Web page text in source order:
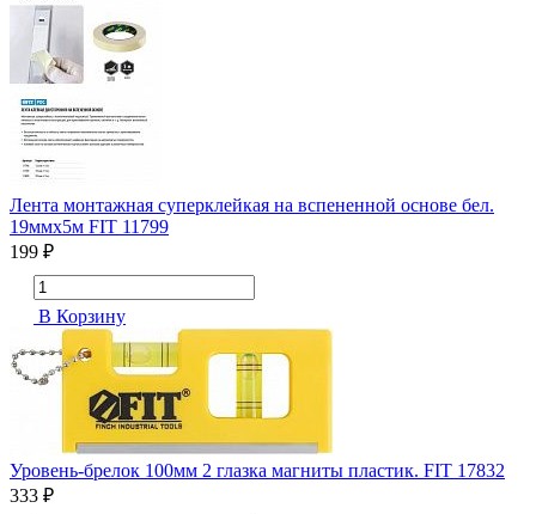
Лента монтажная суперклейкая на вспененной основе бел.
19ммх5м FIT 11799
199 ₽
В Корзину
Уровень-брелок 100мм 2 глазка магниты пластик. FIT 17832
333 ₽